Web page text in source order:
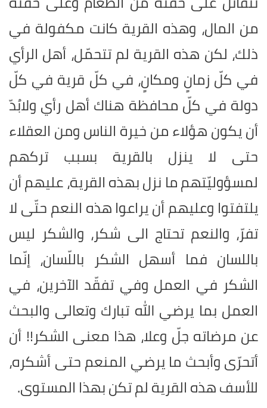
من المال، وهذه القرية كانت مكفولة في
ذلك، لكن هذه القرية لم تتحمّل، أهل الرأي
في كلّ زمانٍ ومكانٍ، في كلّ قرية في كلّ
دولة في كلّ محافظة هناك أهل رأي ولابُدّ
أن يكون هؤلاء من خيرة الناس ومن العقلاء
حتى لا ينزل بالقرية بسبب تركهم
لمسؤوليّتهم ما نزل بهذه القرية، عليهم أن
يلتفتوا وعليهم أن يراعوا هذه النعم حتّى لا
تفرّ، والنعم تحتاج الى شكر، والشكر ليس
باللسان فما أسهل الشكر باللّسان، إنّما
الشكر في العمل وفي تفقّد الآخرين، في
العمل بما يرضي الله تبارك وتعالى والبحث
عن مرضاته جلّ وعلا، هذا معنى الشكر!! أن
أتحرّى وأبحث ما يرضي المنعم حتى أشكره،
للأسف هذه القرية لم تكن بهذا المستوى.